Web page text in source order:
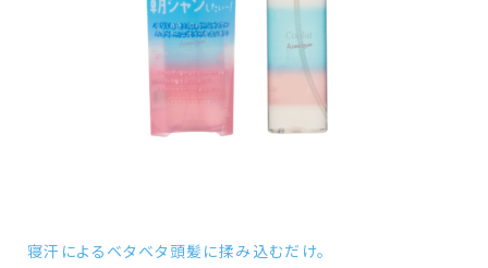
寝汗によるベタベタ頭髪に揉み込むだけ。